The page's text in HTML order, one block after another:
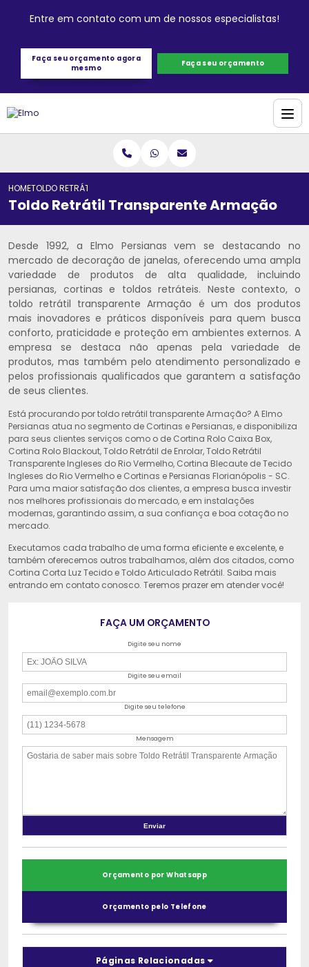
Entre em contato com um de nossos especialistas!
Faça seu orçamento agora
mesmo
Faça seu orçamento
HOMETOLDO RETRÁTIL TRANSPARENTE ARMAÇÃO
Toldo Retrátil Transparente Armação
Desde 1992, a Elmo Persianas vem se destacando no
mercado de decoração de janelas, oferecendo uma ampla
variedade de produtos de alta qualidade, incluindo
persianas, cortinas e toldos retráteis. Neste contexto, o
toldo retrátil transparente Armação é um dos produtos
mais inovadores e práticos disponíveis para quem busca
conforto, praticidade e proteção em ambientes externos. A
empresa se destaca não apenas pela variedade de
produtos, mas também pelo atendimento personalizado e
pelos profissionais qualificados que garantem a satisfação
de seus clientes.
Está procurando por toldo retrátil transparente Armação? A Elmo
Persianas atua no segmento de Cortinas e Persianas, e disponibiliza
para seus clientes serviços como o de Cortina Rolo Caixa Box,
Cortina Rolo Blackout, Toldo Retrátil de Enrolar, Toldo Retrátil
Transparente Ingleses do Rio Vermelho, Cortina Blecaute de Tecido
Ingleses do Rio Vermelho e Cortinas e Persianas Florianópolis - SC.
Para uma maior satisfação dos clientes, a empresa busca investir
nos melhores profissionais do mercado, e em instalações
modernas, garantindo assim, a sua confiança e boa cotação no
mercado.
Executamos cada trabalho de uma forma eficiente e excelente, e
também oferecemos outros trabalhamos, além dos citados, como
Cortina Corta Luz Tecido e Toldo Articulado Retrátil. Saiba mais
entrando em contato conosco. Teremos prazer em atender você!
FAÇA UM ORÇAMENTO
Digite seu nome
Digite seu email
Digite seu telefone
Mensagem
Orçamento por Whatsapp
Orçamento pelo Telefone
Páginas Relacionadas